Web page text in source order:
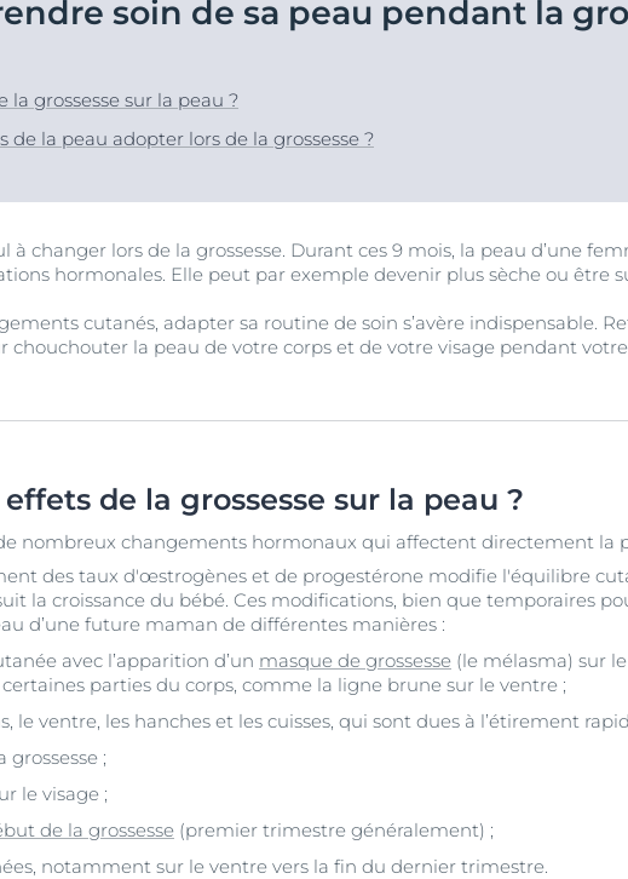
cuir chevelu
Anti-Rougeurs & Ultra
UreaRepair
Anti-Pigment
En savoir plus
Notre engagement
Peau hyperpigmentée
ANTI-PIGMENT Sérum Duo
4.2176 Avis
Voir tous les produits
soin de sa peau pendant la
la grossesse sur la peau ?
de la peau adopter lors de la grossesse ?
à changer lors de la grossesse. Durant ces 9 mois, la peau d’une
hormonales. Elle peut par exemple devenir plus sèche ou être
cutanés, adapter sa routine de soin s’avère indispensable.
chouchouter la peau de votre corps et de votre visage pendant votre
de la grossesse sur la peau ?
nombreux changements hormonaux qui affectent directement la
des taux d'œstrogènes et de progestérone modifie l'équilibre
la croissance du bébé. Ces modifications, bien que temporaires
d’une future maman de différentes manières :
avec l’apparition d’un masque de grossesse (le mélasma) sur
parties du corps, comme la ligne brune sur le ventre ;
le ventre, les hanches et les cuisses, qui sont dues à l’étirement
;
le visage ;
de la grossesse (premier trimestre généralement) ;
notamment sur le ventre vers la fin du dernier trimestre.